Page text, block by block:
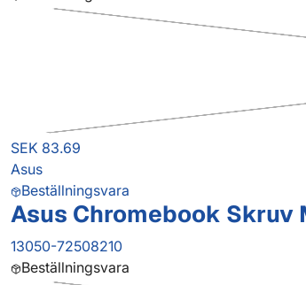
SEK 83.69
Asus
Beställningsvara
Asus Chromebook Skruv
13050-72508210
Beställningsvara